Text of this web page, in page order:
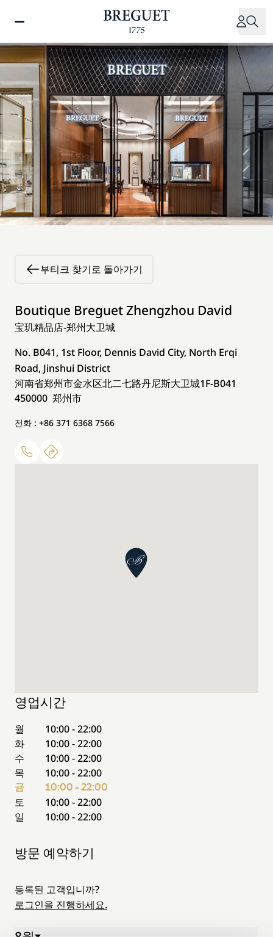
텐
츠
로
건
기
부티크 찾기로 돌아가기
Boutique Breguet Zhengzhou David
宝玑精品店-郑州大卫城
No. B041, 1st Floor, Dennis David City, North Erqi
Road, Jinshui District
河南省郑州市金水区北二七路丹尼斯大卫城1F-B041
450000 郑州市
전화 : +86 371 6368 7566
영업시간
월
10:00 - 22:00
화
10:00 - 22:00
수
10:00 - 22:00
목
10:00 - 22:00
금 10:00 - 22:00
토
10:00 - 22:00
일
10:00 - 22:00
방문 예약하기
등록된 고객입니까?
로그인을 진행하세요.